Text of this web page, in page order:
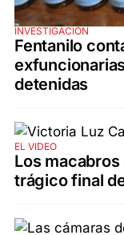
INVESTIGACIÓN
Fentanilo
detenidas
EL VIDEO
Los
trágico final